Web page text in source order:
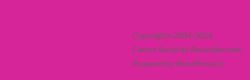
Copyrights 2004-2024
Centre Social du Roussillonnais
Powered by WordPress(c)